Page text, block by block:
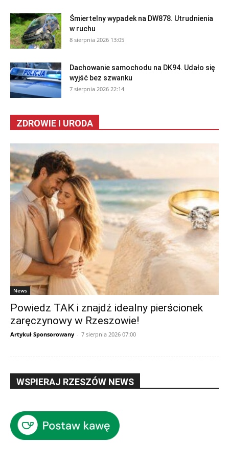
Śmiertelny wypadek na DW878. Utrudnienia
w ruchu
8 sierpnia 2026 13:05
Dachowanie samochodu na DK94. Udało się
wyjść bez szwanku
7 sierpnia 2026 22:14
ZDROWIE I URODA
News
Powiedz TAK i znajdź idealny pierścionek
zaręczynowy w Rzeszowie!
Artykuł Sponsorowany - 7 sierpnia 2026 07:00
WSPIERAJ RZESZÓW NEWS